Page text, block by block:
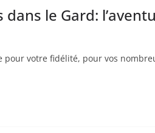
le Gard:
pour votre fidélité, pour vos